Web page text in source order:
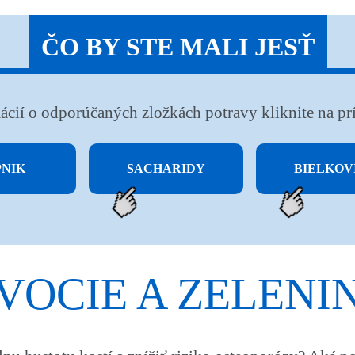
ČO BY STE MALI JESŤ
o odporúčaných zložkách potravy kliknite na
SACHARIDY
A